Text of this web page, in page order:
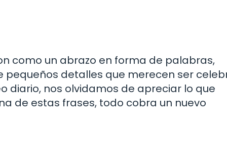
como un abrazo en forma de palabras,
detalles que merecen ser
diario, nos olvidamos de apreciar lo que
de estas frases, todo cobra un nuevo